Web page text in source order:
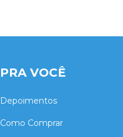
PRA VOCÊ
Depoimentos
Como Comprar